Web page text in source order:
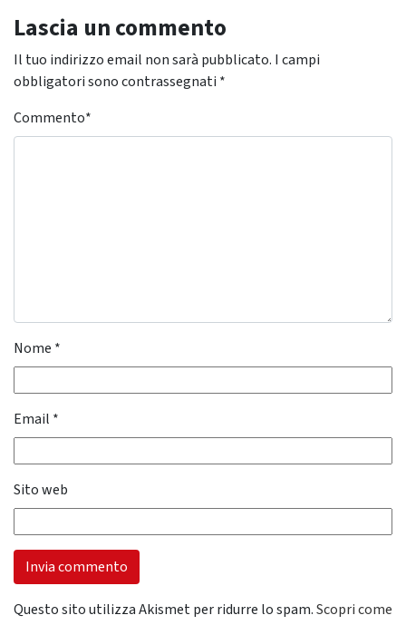
Lascia un commento
Il tuo indirizzo email non sarà pubblicato. I campi
obbligatori sono contrassegnati *
Commento*
Nome *
Email *
Sito web
Questo sito utilizza Akismet per ridurre lo spam.Scopri come